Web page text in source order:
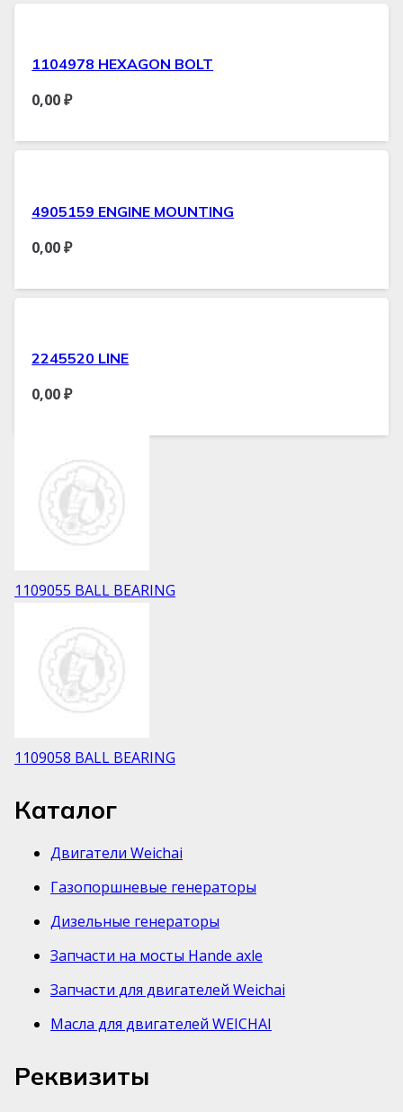
1104978 HEXAGON BOLT
0,00₽
4905159 ENGINE MOUNTING
0,00₽
2245520 LINE
0,00₽
1109055 BALL BEARING
1109058 BALL BEARING
Каталог
Двигатели Weichai
Газопоршневые генераторы
Дизельные генераторы
Запчасти на мосты Hande axle
Запчасти для двигателей Weichai
Масла для двигателей WEICHAI
Реквизиты